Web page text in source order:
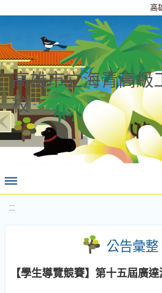
高
高雄市立海青高級
校
:::
公告彙整
【學生導覽競賽】第十五屆廣